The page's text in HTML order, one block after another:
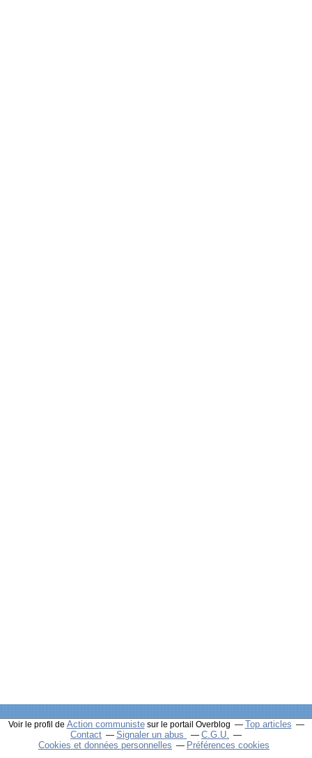
Voir le profil de Action communistesur le portail Overblog
Top articles
Contact
Signaler un abus
C.G.U.
Cookies et données personnelles
Préférences cookies